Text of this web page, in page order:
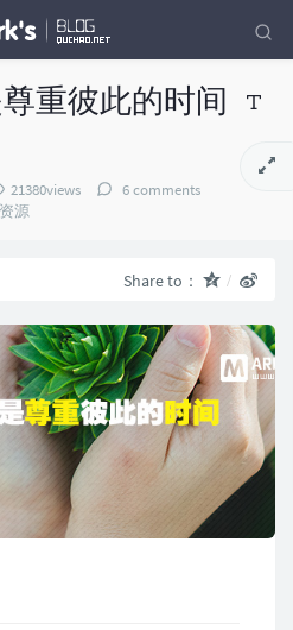
重彼此的时间
21380views
6 comments
源
Share to：